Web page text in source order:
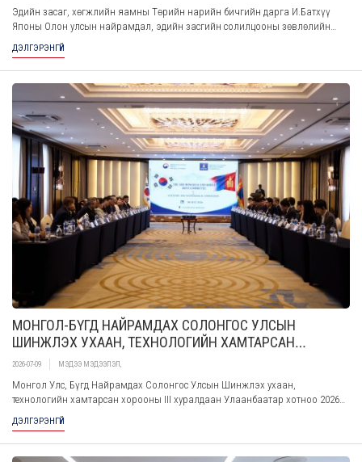
Эдийн засаг, хөгжлийн яамны Төрийн нарийн бичгийн дарга И.Батхүү
Японы Олон улсын найрамдал, эдийн засгийн солилцооны зөвлөлийн
дарга Ясухиса Фукуда тэргүүтэй төлөөлөгчдийг 2026 оны 7 дугаар сарын 09-
ний өдөр хүлээн авч уулзлаа.
ДЭЛГЭРЭНГҮЙ
МОНГОЛ-БҮГД НАЙРАМДАХ СОЛОНГОС УЛСЫН
ШИНЖЛЭХ УХААН, ТЕХНОЛОГИЙН ХАМТАРСАН
ХОРООНЫ III ХУРАЛДААН ЗОХИОН БАЙГУУЛАГДЛАА
2026-07-09 МЭДЭЭ МЭДЭЭЛЭЛ
Монгол Улс, Бүгд Найрамдах Солонгос Улсын Шинжлэх ухаан,
технологийн хамтарсан хорооны III хуралдаан Улаанбаатар хотноо 2026
оны 07-р сарын 08-ны өдөр амжилттай зохион байгуулагдлаа.
ДЭЛГЭРЭНГҮЙ